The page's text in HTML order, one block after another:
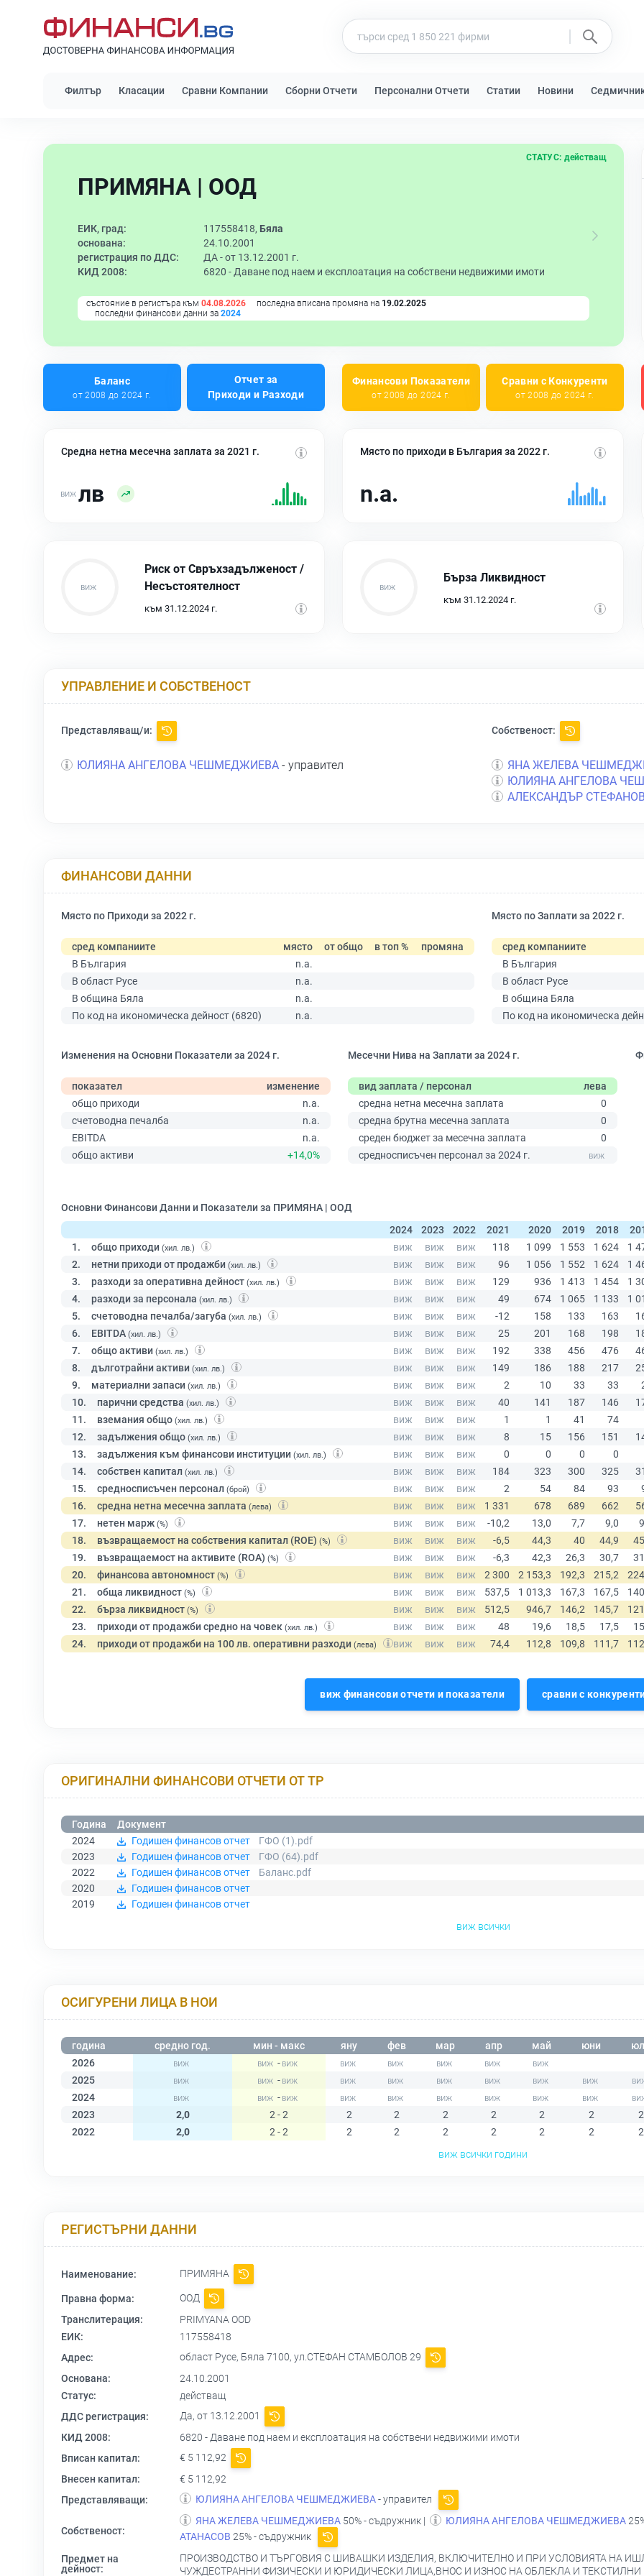
Филтър Класации Сравни Компании Сборни Отчети Персонални Отчети Статии Новини
ПРИМЯНА | ООД
СТАТУС: действащ
ЕИК, град: 117558418, Бяла
основана:
24.10.2001
регистрация по ДДС:
ДА - от 13.12.2001 г.
КИД 2008:
6820 - Даване под наем и експлоатация на собствени недвижими имоти
състояние в регистъра към 04.08.2026 последна вписана промяна на 19.02.2025
последни финансови данни за 2024
Баланс
от 2008 до 2024 г.
Отчет за
Приходи и Разходи
Финансови Показатели
от 2008 до 2024 г.
Сравни с Конкуренти
от 2008 до 2024 г.
Средна нетна месечна заплата за 2021 г.
лв
Място по приходи в България за 2022 г.
n.a.
Риск от Свръхзадълженост /
Несъстоятелност
към 31.12.2024 г.
Бърза Ликвидност
към 31.12.2024 г.
УПРАВЛЕНИЕ И СОБСТВЕНОСТ
Представляващ/и:
ЮЛИЯНА АНГЕЛОВА ЧЕШМЕДЖИЕВА - управител
Собственост:
ЯНА ЖЕЛЕВА
ЮЛИЯНА АНГЕЛОВА
АЛЕКСАНДЪР
ФИНАНСОВИ ДАННИ
Място по Приходи за 2022 г.
сред компаниите място от общо в топ %
промяна
В България
n.a.
В област Русе
n.a.
В община Бяла
n.a.
По код на икономическа дейност (6820)
n.a.
Място по Заплати за 2022 г.
сред компаниите
В България
В област Русе
В община Бяла
По код на икономическа
Изменения на Основни Показатели за 2024 г.
показател
изменение
общо приходи
n.a.
счетоводна печалба
n.a.
EBITDA
n.a.
общо активи
+14,0%
Месечни Нива на Заплати за 2024 г.
вид заплата / персонал
лева
средна нетна месечна заплата
0
средна брутна месечна заплата
0
среден бюджет за месечна заплата
0
средносписъчен персонал за 2024 г.
Основни Финансови Данни и Показатели за ПРИМЯНА | ООД
2024
2023 2022 2021 2020 2019 2018
1.
общо приходи (хил. лв.)
2. нетни приходи от продажби (хил. лв.)
3. разходи за оперативна дейност (хил. лв.)
4. разходи за персонала (хил. лв.)
5. счетоводна печалба/загуба (хил. лв.)
6. EBITDA (хил. лв.)
7. общо активи (хил. лв.)
8. дълготрайни активи (хил. лв.)
9. материални запаси (хил. лв.)
10. парични средства (хил. лв.)
11. вземания общо (хил. лв.)
12. задължения общо (хил. лв.)
13. задължения към финансови институции (хил. лв.)
14. собствен капитал (хил. лв.)
15. средносписъчен персонал (брой)
16. средна нетна месечна заплата (лева)
17. нетен марж (%)
18. възвращаемост на собствения капитал (ROE) (%)
19. възвращаемост на активите (ROA) (%)
20. финансова автономност (%)
21. обща ликвидност (%)
22. бърза ликвидност (%)
23. приходи от продажби средно на човек (хил. лв.)
24. приходи от продажби на 100 лв. оперативни разходи (лева)
виж финансови отчети и показатели сравни с
ОРИГИНАЛНИ ФИНАНСОВИ ОТЧЕТИ ОТ ТР
Година
Документ
2024
Годишен финансов отчет
ГФО (1).pdf
2023
Годишен финансов отчет
ГФО (64).pdf
2022
Годишен финансов отчет
Баланс.pdf
2020
Годишен финансов отчет
2019
Годишен финансов отчет
виж всички
ОСИГУРЕНИ ЛИЦА В НОИ
година средно год. мин - макс яну фев мар апр май юни
2026
-
2025
-
2024
-
2023
2,0 2 - 2 2 2 2 2 2 2
2
2022
2,0 2 - 2 2 2 2 2 2 2
2
виж всички години
РЕГИСТЪРНИ ДАННИ
Наименование: ПРИМЯНА
Правна форма:
ООД
Транслитерация:
PRIMYANA OOD
ЕИК:
117558418
Адрес:
област Русе, Бяла 7100, ул.СТЕФАН СТАМБОЛОВ 29
Основана:
24.10.2001
Статус:
действащ
ДДС регистрация:
Да, от 13.12.2001
КИД 2008:
6820 - Даване под наем и експлоатация на собствени недвижими имоти
Вписан капитал:
€ 5 112,92
Внесен капитал:
€ 5 112,92
Представляващи:
ЮЛИЯНА АНГЕЛОВА ЧЕШМЕДЖИЕВА- управител
Собственост:
ЯНА ЖЕЛЕВА ЧЕШМЕДЖИЕВА 50% - съдружник | ЮЛИЯНА АНГЕЛОВА ЧЕШМЕДЖИЕВА
АТАНАСОВ 25% - съдружник
Предмет на
дейност:
ПРОИЗВОДСТВО И ТЪРГОВИЯ С ШИВАШКИ ИЗДЕЛИЯ, ВКЛЮЧИТЕЛНО И ПРИ УСЛОВИЯТА НА
ЧУЖДЕСТРАННИ ФИЗИЧЕСКИ И ЮРИДИЧЕСКИ ЛИЦА,ВНОС И ИЗНОС НА ОБЛЕКЛА И